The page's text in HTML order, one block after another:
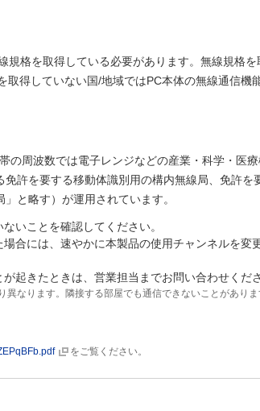
格を取得している必要があります。無線規格
取得していない国/地域ではPC本体の無線通信機
の周波数では電子レンジなどの産業・科学・医
許を要する移動体識別用の構内無線局、免許を
と略す）が運用されています。
いことを確認してください。
合には、速やかに本製品の使用チャンネルを変
起きたときは、営業担当までお問い合わせくださ
なります。隣接する部屋でも通信できないことがあり
をご覧ください。